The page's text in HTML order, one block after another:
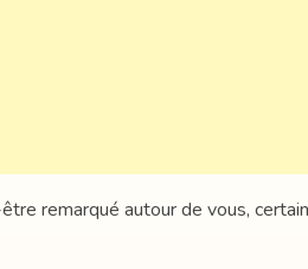
remarqué autour de vous,